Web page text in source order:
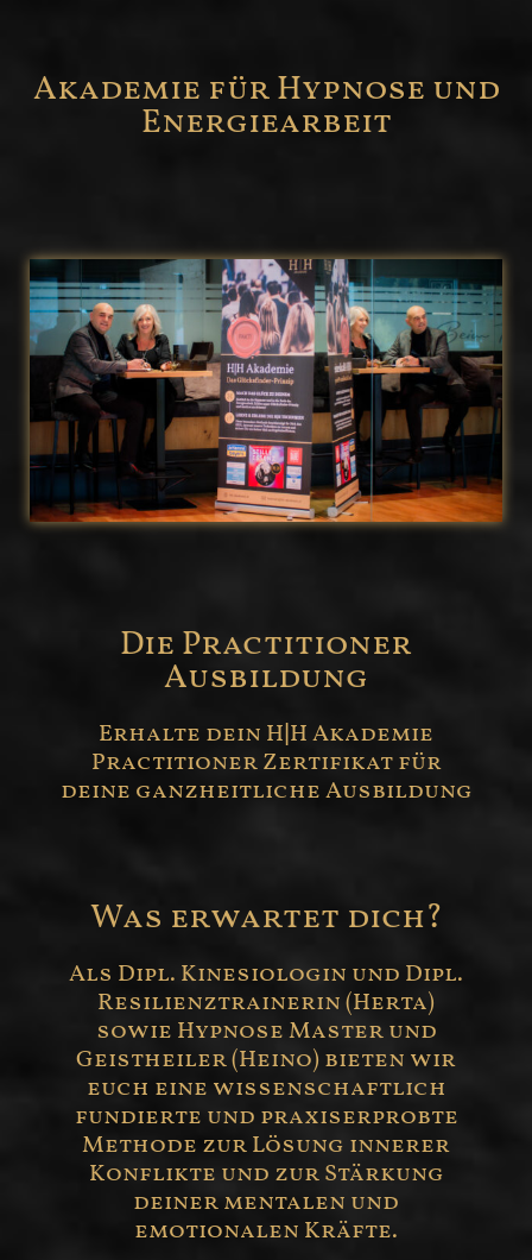
Akademie für Hypnose und
Energiearbeit
Die Practitioner
Ausbildung
Erhalte dein H|H Akademie
Practitioner Zertifikat für
deine ganzheitliche Ausbildung
Was erwartet dich?
Als Dipl. Kinesiologin und Dipl.
Resilienztrainerin (Herta)
sowie Hypnose Master und
Geistheiler (Heino) bieten wir
euch eine wissenschaftlich
fundierte und praxiserprobte
Methode zur Lösung innerer
Konflikte und zur Stärkung
deiner mentalen und
emotionalen Kräfte.